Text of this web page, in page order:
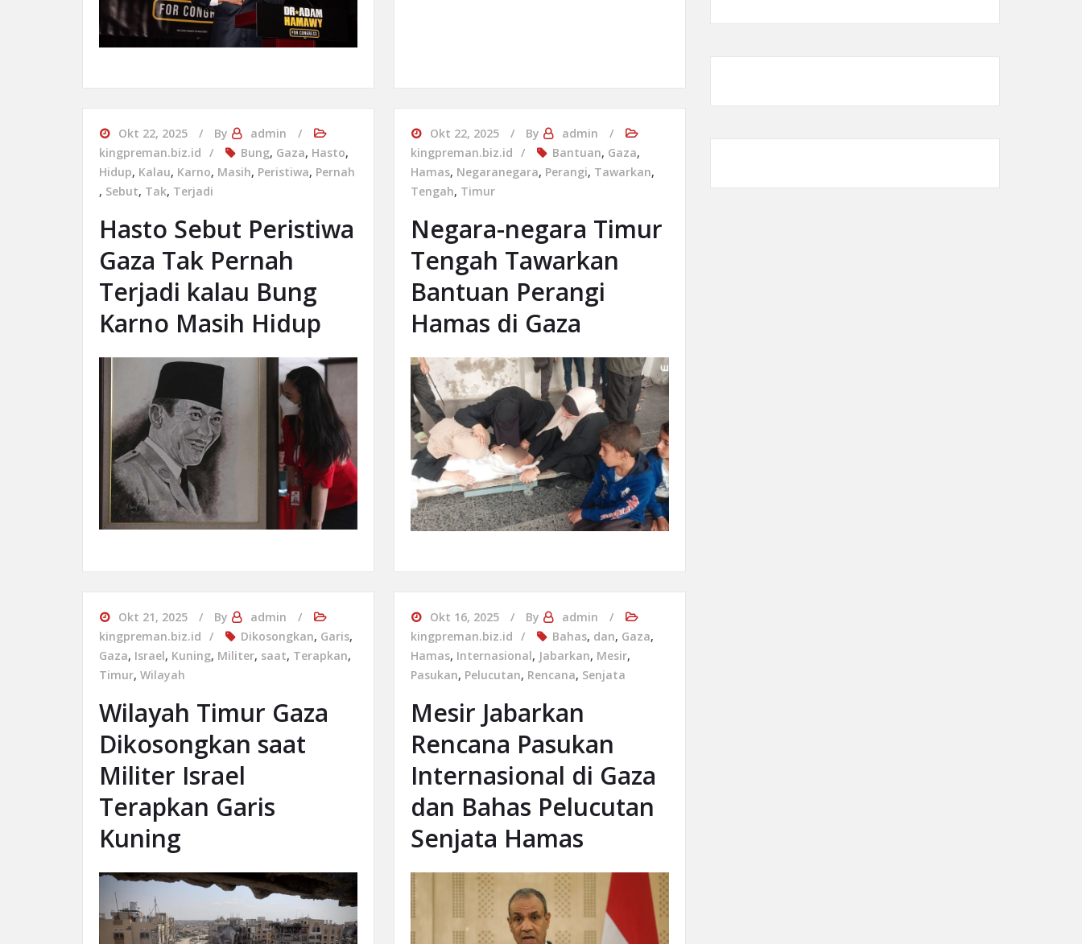
Okt 22, 2025 By
admin
kingpreman.biz.id
Bung, Gaza, Hasto,
Hidup, Kalau, Karno, Masih, Peristiwa, Pernah
, Sebut, Tak, Terjadi
Hasto Sebut Peristiwa
Gaza Tak Pernah
Terjadi kalau Bung
Karno Masih Hidup
Okt 22, 2025 By
admin
kingpreman.biz.id
Bantuan, Gaza,
Hamas, Negaranegara, Perangi, Tawarkan,
Tengah, Timur
Negara-negara Timur
Tengah Tawarkan
Bantuan Perangi
Hamas di Gaza
Okt 21, 2025 By
admin
kingpreman.biz.id
Dikosongkan, Garis,
Gaza, Israel, Kuning, Militer, saat, Terapkan,
Timur, Wilayah
Wilayah Timur Gaza
Dikosongkan saat
Militer Israel
Terapkan Garis
Kuning
Okt 16, 2025 By
admin
kingpreman.biz.id
Bahas, dan, Gaza,
Hamas, Internasional, Jabarkan, Mesir,
Pasukan, Pelucutan, Rencana, Senjata
Mesir Jabarkan
Rencana Pasukan
Internasional di Gaza
dan Bahas Pelucutan
Senjata Hamas